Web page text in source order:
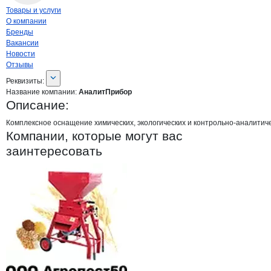
Навигация по странице
Товары и услуги
О компании
Бренды
Вакансии
Новости
Отзывы
О компании
Реквизиты
Реквизиты:
Название компании: АналитПрибор
Описание:
Комплексное оснащение химических, экологических и контрольно-
Компании, которые могут вас
заинтересовать